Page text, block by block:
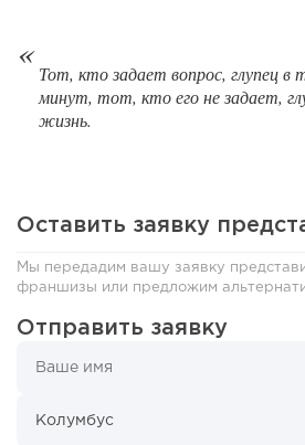
Тот, кто задает вопрос, глупец в
минут, тот, кто его не задает,
жизнь.
Оставить заявку
Мы передадим вашу заявку
франшизы или предложим
Отправить заявку